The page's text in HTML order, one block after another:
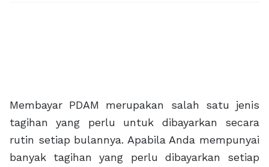
Membayar PDAM merupakan salah satu jenis
tagihan yang perlu untuk dibayarkan secara
rutin setiap bulannya. Apabila Anda mempunyai
banyak tagihan yang perlu dibayarkan setiap